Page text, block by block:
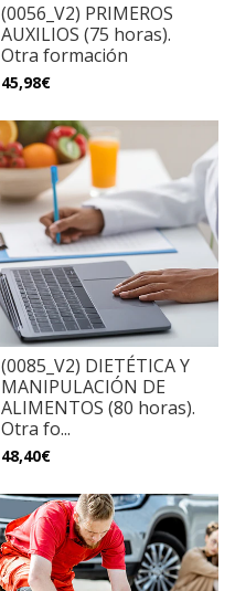
(0056_V2) PRIMEROS
AUXILIOS (75 horas).
Otra formación
45,98€
(0085_V2) DIETÉTICA Y
MANIPULACIÓN DE
ALIMENTOS (80 horas).
Otra fo...
48,40€